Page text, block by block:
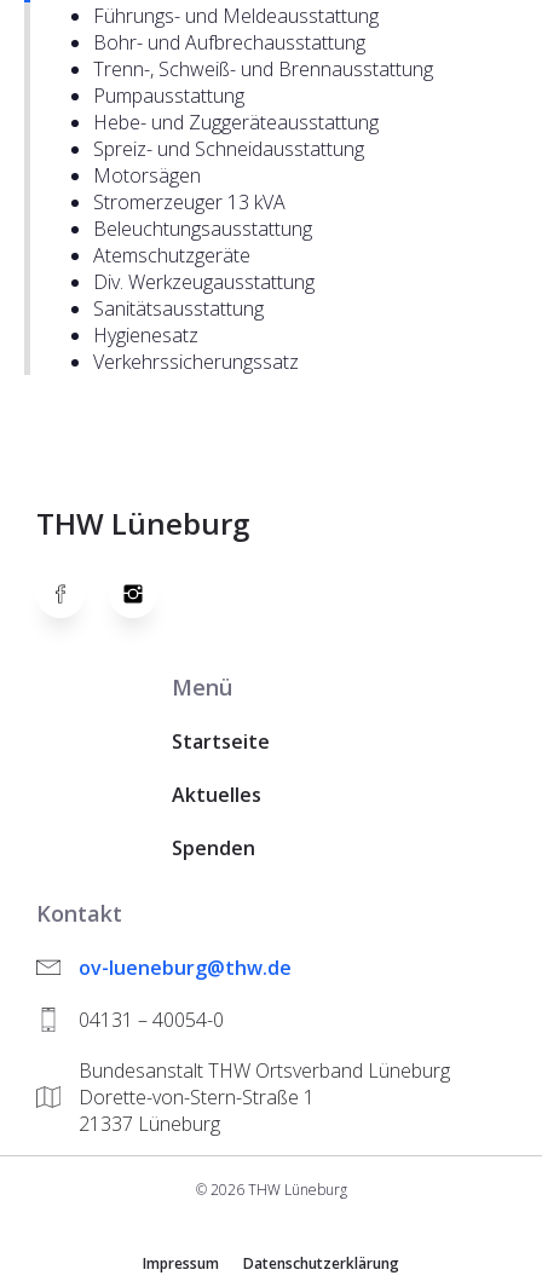
Führungs- und Meldeausstattung
Bohr- und Aufbrechausstattung
Trenn-, Schweiß- und Brennausstattung
Pumpausstattung
Hebe- und Zuggeräteausstattung
Spreiz- und Schneidausstattung
Motorsägen
Stromerzeuger 13 kVA
Beleuchtungsausstattung
Atemschutzgeräte
Div. Werkzeugausstattung
Sanitätsausstattung
Hygienesatz
Verkehrssicherungssatz
THW Lüneburg
Menü
Startseite
Aktuelles
Spenden
Kontakt
ov-lueneburg@thw.de
04131 – 40054-0
Bundesanstalt THW Ortsverband Lüneburg
Dorette-von-Stern-Straße 1
21337 Lüneburg
© 2026 THW Lüneburg
Impressum Datenschutzerklärung